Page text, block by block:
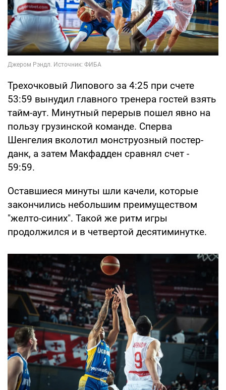
Трехочковый Липового за 4:25 при счете
53:59 вынудил главного тренера гостей взять
тайм-аут. Минутный перерыв пошел явно на
пользу грузинской команде. Сперва
Шенгелия вколотил монструозный постер-
данк, а затем Макфадден сравнял счет -
59:59.
Оставшиеся минуты шли качели, которые
закончились небольшим преимуществом
"желто-синих". Такой же ритм игры
продолжился и в четвертой десятиминутке.